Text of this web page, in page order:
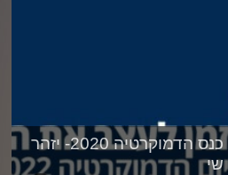
כנס הדמוקרטיה 2020- יזהר
שי